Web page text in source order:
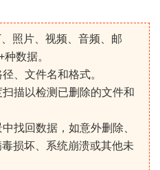
照片、视频、音频、邮
数据。
、文件名和格式。
描以检测已删除的文件和
找回数据，如意外删除、
损坏、系统崩溃或其他未